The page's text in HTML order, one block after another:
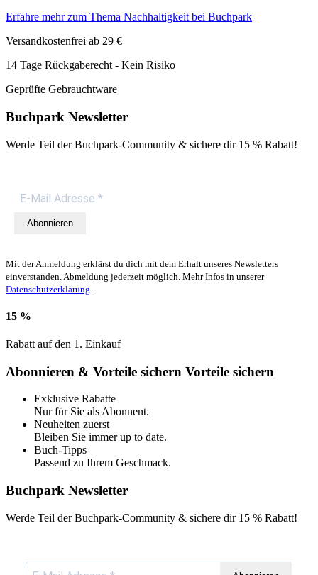
Erfahre mehr zum Thema Nachhaltigkeit bei Buchpark
Versandkostenfrei ab 29 €
14 Tage Rückgaberecht - Kein Risiko
Geprüfte Gebrauchtware
Buchpark Newsletter
Werde Teil der Buchpark-Community & sichere dir 15 % Rabatt!
Abonnieren
Mit der Anmeldung erklärst du dich mit dem Erhalt unseres Newsletters
einverstanden. Abmeldung jederzeit möglich. Mehr Infos in unserer
Datenschutzerklärung
15 %
Rabatt auf den 1. Einkauf
Abonnieren & Vorteile sichern Vorteile sichern
Exklusive Rabatte
Nur für Sie als Abonnent.
Neuheiten zuerst
Bleiben Sie immer up to date.
Buch-Tipps
Passend zu Ihrem Geschmack.
Buchpark Newsletter
Werde Teil der Buchpark-Community & sichere dir 15 % Rabatt!